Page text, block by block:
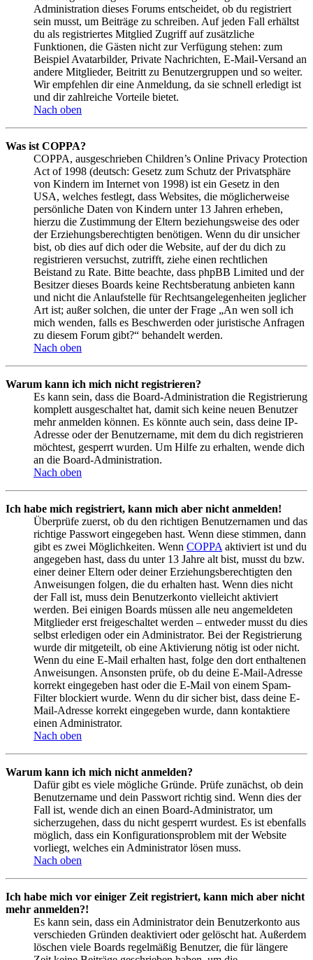
Administration dieses Forums entscheidet, ob du registriert
sein musst, um Beiträge zu schreiben. Auf jeden Fall erhältst
du als registriertes Mitglied Zugriff auf zusätzliche
Funktionen, die Gästen nicht zur Verfügung stehen: zum
Beispiel Avatarbilder, Private Nachrichten, E-Mail-Versand an
andere Mitglieder, Beitritt zu Benutzergruppen und so weiter.
Wir empfehlen dir eine Anmeldung, da sie schnell erledigt ist
und dir zahlreiche Vorteile bietet.
Nach oben
Was ist COPPA?
COPPA, ausgeschrieben Children’s Online Privacy Protection
Act of 1998 (deutsch: Gesetz zum Schutz der Privatsphäre
von Kindern im Internet von 1998) ist ein Gesetz in den
USA, welches festlegt, dass Websites, die möglicherweise
persönliche Daten von Kindern unter 13 Jahren erheben,
hierzu die Zustimmung der Eltern beziehungsweise des oder
der Erziehungsberechtigten benötigen. Wenn du dir unsicher
bist, ob dies auf dich oder die Website, auf der du dich zu
registrieren versuchst, zutrifft, ziehe einen rechtlichen
Beistand zu Rate. Bitte beachte, dass phpBB Limited und der
Besitzer dieses Boards keine Rechtsberatung anbieten kann
und nicht die Anlaufstelle für Rechtsangelegenheiten jeglicher
Art ist; außer solchen, die unter der Frage „An wen soll ich
mich wenden, falls es Beschwerden oder juristische Anfragen
zu diesem Forum gibt?“ behandelt werden.
Nach oben
Warum kann ich mich nicht registrieren?
Es kann sein, dass die Board-Administration die Registrierung
komplett ausgeschaltet hat, damit sich keine neuen Benutzer
mehr anmelden können. Es könnte auch sein, dass deine IP-
Adresse oder der Benutzername, mit dem du dich registrieren
möchtest, gesperrt wurden. Um Hilfe zu erhalten, wende dich
an die Board-Administration.
Nach oben
Ich habe mich registriert, kann mich aber nicht anmelden!
Überprüfe zuerst, ob du den richtigen Benutzernamen und das
richtige Passwort eingegeben hast. Wenn diese stimmen, dann
gibt es zwei Möglichkeiten. Wenn COPPA aktiviert ist und du
angegeben hast, dass du unter 13 Jahre alt bist, musst du bzw.
einer deiner Eltern oder deiner Erziehungsberechtigten den
Anweisungen folgen, die du erhalten hast. Wenn dies nicht
der Fall ist, muss dein Benutzerkonto vielleicht aktiviert
werden. Bei einigen Boards müssen alle neu angemeldeten
Mitglieder erst freigeschaltet werden – entweder musst du dies
selbst erledigen oder ein Administrator. Bei der Registrierung
wurde dir mitgeteilt, ob eine Aktivierung nötig ist oder nicht.
Wenn du eine E-Mail erhalten hast, folge den dort enthaltenen
Anweisungen. Ansonsten prüfe, ob du deine E-Mail-Adresse
korrekt eingegeben hast oder die E-Mail von einem Spam-
Filter blockiert wurde. Wenn du dir sicher bist, dass deine E-
Mail-Adresse korrekt eingegeben wurde, dann kontaktiere
einen Administrator.
Nach oben
Warum kann ich mich nicht anmelden?
Dafür gibt es viele mögliche Gründe. Prüfe zunächst, ob dein
Benutzername und dein Passwort richtig sind. Wenn dies der
Fall ist, wende dich an einen Board-Administrator, um
sicherzugehen, dass du nicht gesperrt wurdest. Es ist ebenfalls
möglich, dass ein Konfigurationsproblem mit der Website
vorliegt, welches ein Administrator lösen muss.
Nach oben
Ich habe mich vor einiger Zeit registriert, kann mich aber nicht
mehr anmelden?!
Es kann sein, dass ein Administrator dein Benutzerkonto aus
verschieden Gründen deaktiviert oder gelöscht hat. Außerdem
löschen viele Boards regelmäßig Benutzer, die für längere